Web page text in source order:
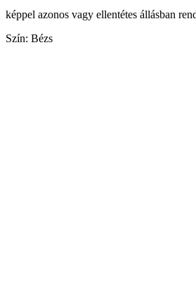
képpel azonos vagy ellentétes állásban
Szín: Bézs